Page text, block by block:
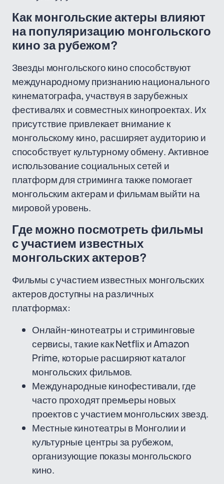
Как монгольские актеры влияют
на популяризацию монгольского
кино за рубежом?
Звезды монгольского кино способствуют
международному признанию национального
кинематографа, участвуя в зарубежных
фестивалях и совместных кинопроектах. Их
присутствие привлекает внимание к
монгольскому кино, расширяет аудиторию и
способствует культурному обмену. Активное
использование социальных сетей и
платформ для стриминга также помогает
монгольским актерам и фильмам выйти на
мировой уровень.
Где можно посмотреть фильмы
с участием известных
монгольских актеров?
Фильмы с участием известных монгольских
актеров доступны на различных
платформах:
Онлайн-кинотеатры и стриминговые
сервисы, такие как Netflix и Amazon
Prime, которые расширяют каталог
монгольских фильмов.
Международные кинофестивали, где
часто проходят премьеры новых
проектов с участием монгольских звезд.
Местные кинотеатры в Монголии и
культурные центры за рубежом,
организующие показы монгольского
кино.